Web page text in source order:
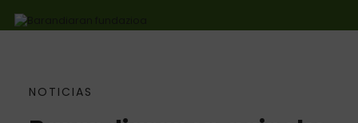
Ir directamente al contenido
NOTICIAS